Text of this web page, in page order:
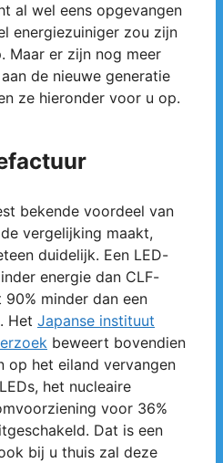
al wel eens opgevangen
energiezuiniger zou zijn
Maar er zijn nog meer
de nieuwe generatie
ze hieronder voor u op.
bekende voordeel van
vergelijking maakt,
duidelijk. Een LED-
energie dan CLF-
minder dan een
Het Japanse instituut
beweert bovendien
op het eiland vervangen
het nucleaire
voor 36%
Dat is een
bij u thuis zal deze